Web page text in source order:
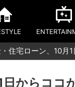
住宅ローン、10月1
からココ